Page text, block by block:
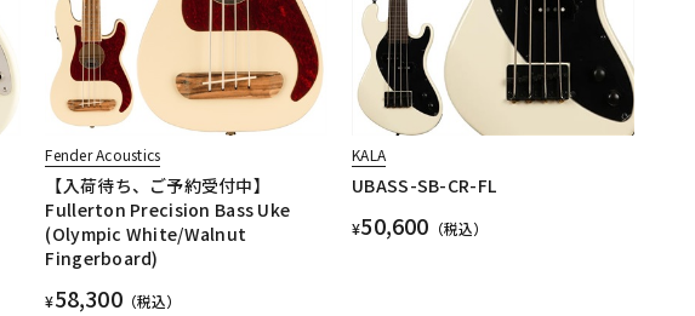
Fender Acoustics
【入荷待ち、ご予約受付中】
Fullerton Precision Bass Uke
(Olympic White/Walnut
Fingerboard)
¥58,300（税込）
KALA
UBASS-SB-CR-FL
¥50,600 （税込）